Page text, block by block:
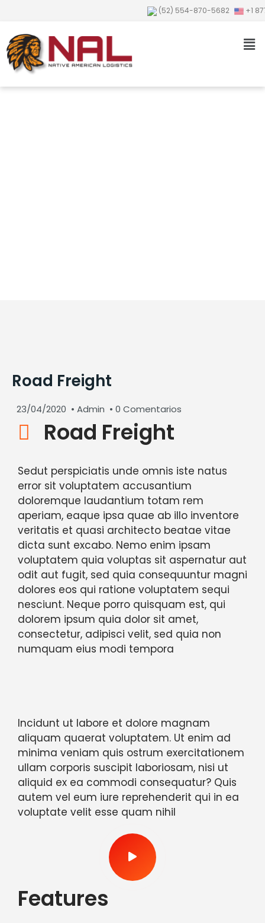
(52) 554-870-5682 +1
Road Freight
23/04/2020 • Admin • 0 Comentarios
Road Freight
Sedut perspiciatis unde omnis iste natus
error sit voluptatem accusantium
doloremque laudantium totam rem
aperiam, eaque ipsa quae ab illo inventore
veritatis et quasi architecto beatae vitae
dicta sunt excabo. Nemo enim ipsam
voluptatem quia voluptas sit aspernatur aut
odit aut fugit, sed quia consequuntur magni
dolores eos qui ratione voluptatem sequi
nesciunt. Neque porro quisquam est, qui
dolorem ipsum quia dolor sit amet,
consectetur, adipisci velit, sed quia non
numquam eius modi tempora
Incidunt ut labore et dolore magnam
aliquam quaerat voluptatem. Ut enim ad
minima veniam quis ostrum exercitationem
ullam corporis suscipit laboriosam, nisi ut
aliquid ex ea commodi consequatur? Quis
autem vel eum iure reprehenderit qui in ea
voluptate velit esse quam nihil
Features